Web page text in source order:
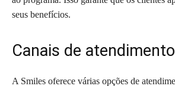
seus benefícios.
Canais de
A Smiles oferece várias opções de